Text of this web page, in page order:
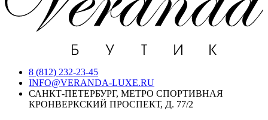
8 (812) 232-23-45
INFO@VERANDA-LUXE.RU
САНКТ-ПЕТЕРБУРГ, МЕТРО СПОРТИВНАЯ
КРОНВЕРКСКИЙ ПРОСПЕКТ, Д. 77/2